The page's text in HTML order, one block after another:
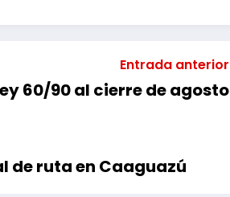
Entrada anterior
60/90 al cierre de agosto
ruta en Caaguazú